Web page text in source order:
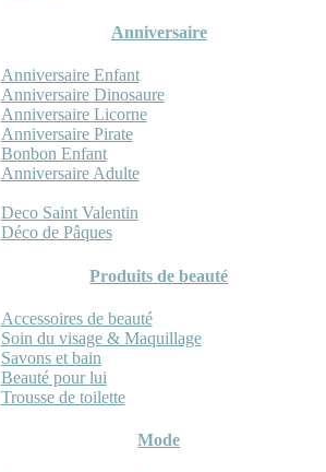
Anniversaire
Anniversaire Enfant
Anniversaire Dinosaure
Anniversaire Licorne
Anniversaire Pirate
Bonbon Enfant
Anniversaire Adulte
Deco Saint Valentin
Déco de Pâques
Produits de beauté
Accessoires de beauté
Soin du visage & Maquillage
Savons et bain
Beauté pour lui
Trousse de toilette
Mode